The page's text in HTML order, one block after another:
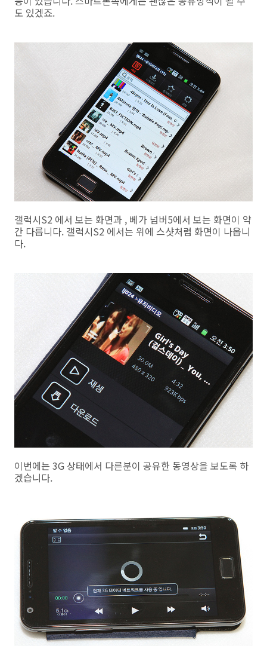
도 있겠죠.
갤럭시S2 에서 보는 화면과 , 베가 넘버5에서 보는 화면이 약
간 다릅니다. 갤럭시S2 에서는 위에 스샷처럼 화면이 나옵니
다.
이번에는 3G 상태에서 다른분이 공유한 동영상을 보도록 하
겠습니다.